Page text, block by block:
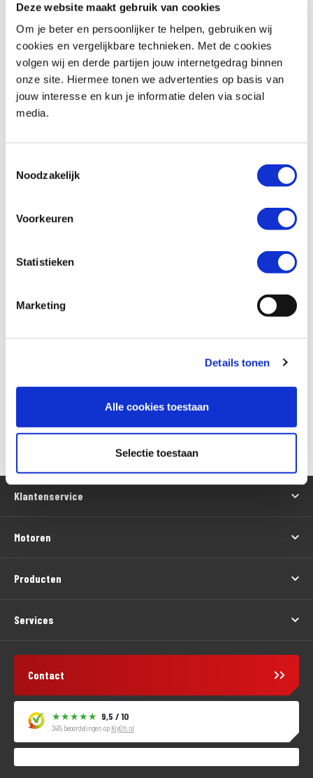
Deze website maakt gebruik van cookies
Om je beter en persoonlijker te helpen, gebruiken wij
cookies en vergelijkbare technieken. Met de cookies
volgen wij en derde partijen jouw internetgedrag binnen
onze site. Hiermee tonen we advertenties op basis van
jouw interesse en kun je informatie delen via social
media.
Noodzakelijk
Voorkeuren
Statistieken
Marketing
Details tonen
Alle cookies toestaan
Selectie toestaan
Wil je een financieringsaanbod *
Versturen
Klantenservice
Motoren
Producten
Services
Contact
9,5 / 10
3415 beoordelingen op KiyOh.nl